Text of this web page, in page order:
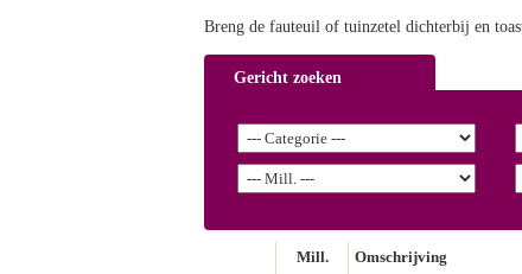
Breng de fauteuil of tuinzetel dichterbij en
Gericht zoeken
Mill. Omschrijving